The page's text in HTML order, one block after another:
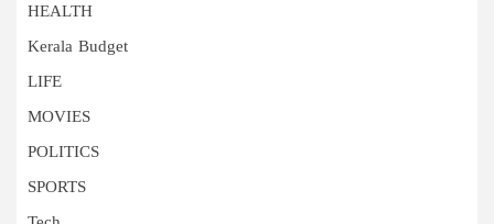
HEALTH
Kerala Budget
LIFE
MOVIES
POLITICS
SPORTS